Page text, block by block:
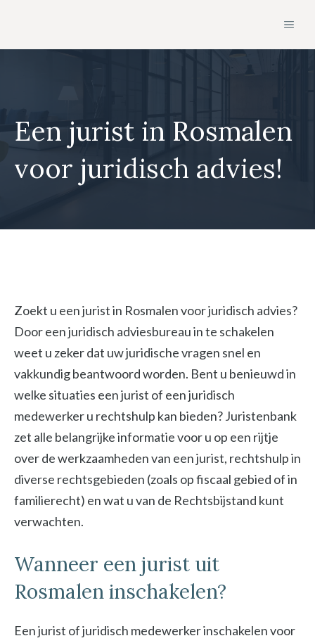
de
Een jurist in Rosmalen
voor juridisch advies!
Zoekt u een jurist in Rosmalen voor juridisch advies?
Door een juridisch adviesbureau in te schakelen
weet u zeker dat uw juridische vragen snel en
vakkundig beantwoord worden. Bent u benieuwd in
welke situaties een jurist of een juridisch
medewerker u rechtshulp kan bieden? Juristenbank
zet alle belangrijke informatie voor u op een rijtje
over de werkzaamheden van een jurist, rechtshulp in
diverse rechtsgebieden (zoals op fiscaal gebied of in
familierecht) en wat u van de Rechtsbijstand kunt
verwachten.
Wanneer een jurist uit
Rosmalen inschakelen?
Een jurist of juridisch medewerker inschakelen voor